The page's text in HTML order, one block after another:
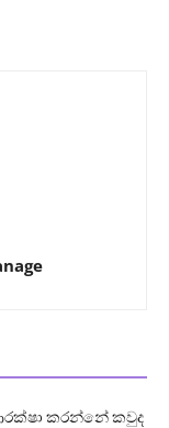
කරන්නේ කවුද